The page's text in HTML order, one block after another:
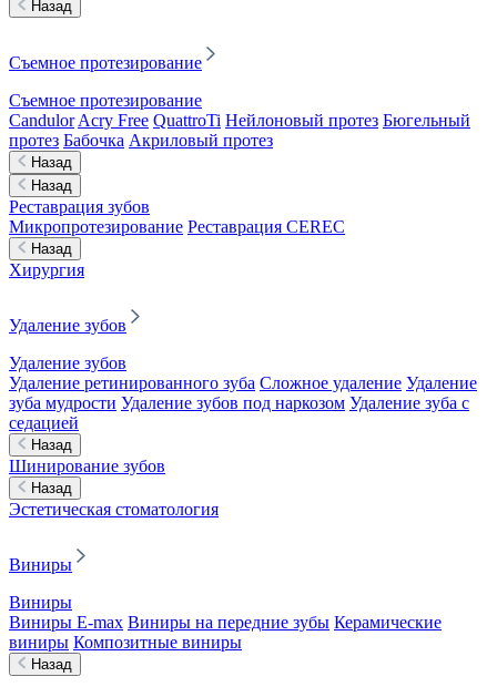
Назад
Съемное протезирование
Съемное протезирование
Candulor Acry Free QuattroTi Нейлоновый протез Бюгельный
протез Бабочка Акриловый протез
Назад
Назад
Реставрация зубов
Микропротезирование Реставрация CEREC
Назад
Хирургия
Удаление зубов
Удаление зубов
Удаление ретинированного зуба Сложное удаление Удаление
зуба мудрости Удаление зубов под наркозом Удаление зуба с
седацией
Назад
Шинирование зубов
Назад
Эстетическая стоматология
Виниры
Виниры
Виниры E-max Виниры на передние зубы Керамические
виниры Композитные виниры
Назад